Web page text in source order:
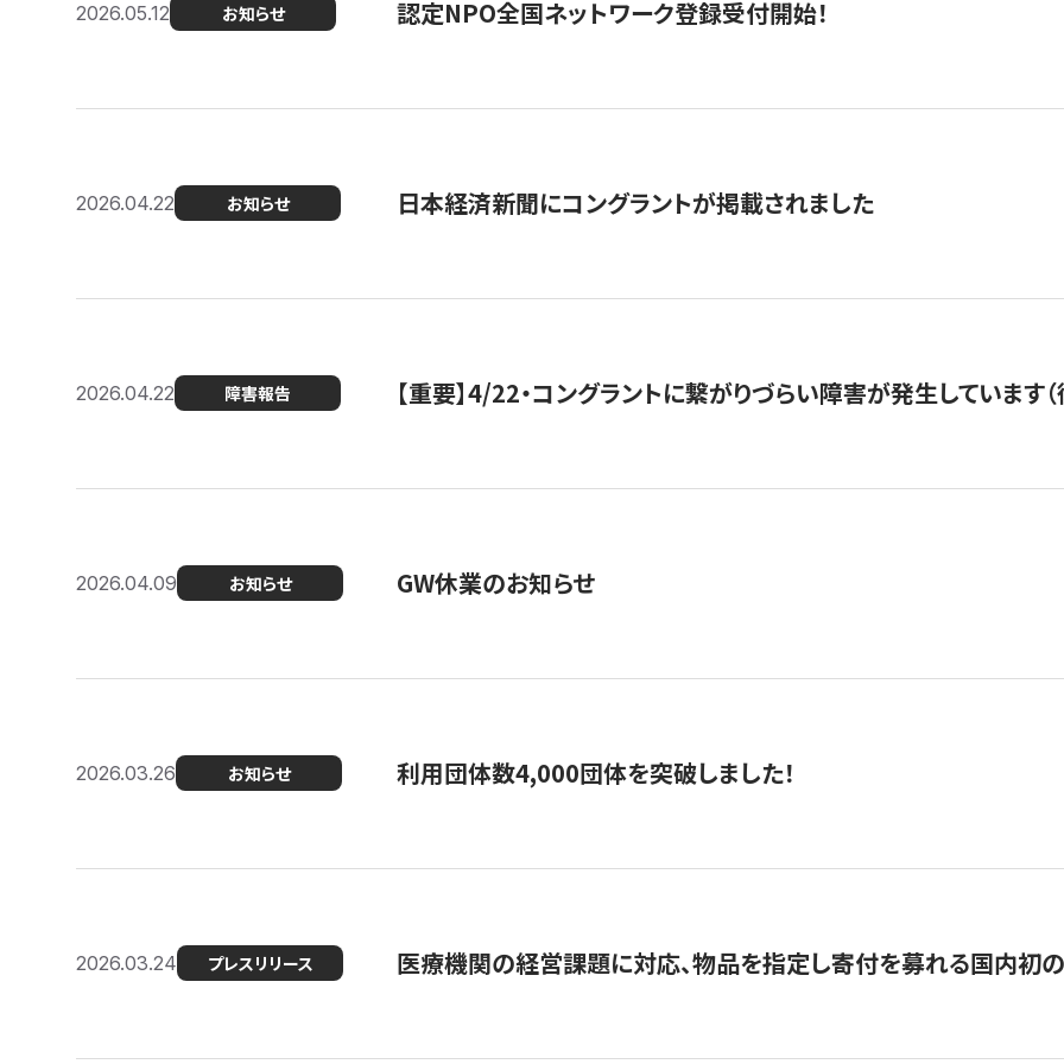
2026.05.12 お知らせ 認定NPO全国ネットワーク登録受付開始！
2026.04.22 お知らせ 日本経済新聞にコングラントが掲載されました
2026.04.22 障害報告 【重要】4/22・コングラントに繋がりづらい障害が発生しています（
2026.04.09 お知らせ GW休業のお知らせ
2026.03.26 お知らせ 利用団体数4,000団体を突破しました！
2026.03.24 プレスリリース 医療機関の経営課題に対応、物品を指定し寄付を募れる国内初の